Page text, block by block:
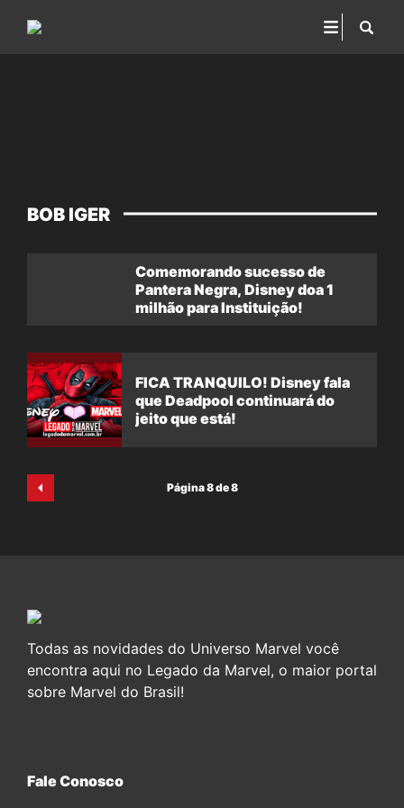
BOB IGER
Comemorando sucesso de
Pantera Negra, Disney doa 1
milhão para Instituição!
FICA TRANQUILO! Disney fala
que Deadpool continuará do
jeito que está!
Página 8 de 8
Todas as novidades do Universo Marvel você
encontra aqui no Legado da Marvel, o maior portal
sobre Marvel do Brasil!
Fale Conosco